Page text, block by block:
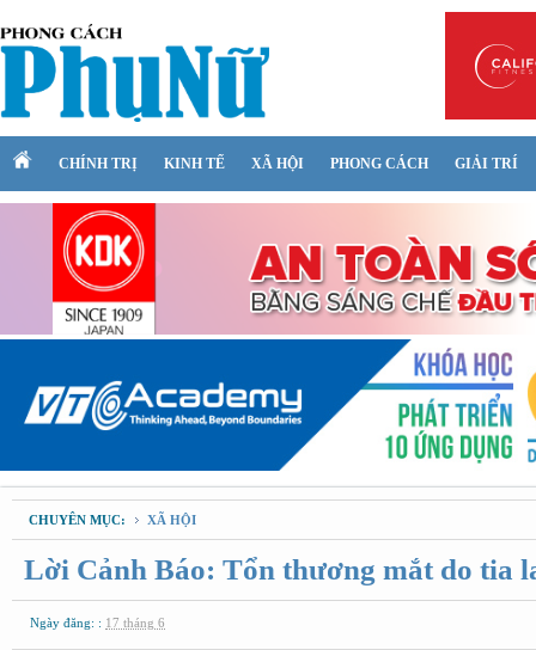
CHÍNH TRỊ KINH TẾ XÃ HỘI PHONG CÁCH GIẢI TRÍ
CHUYÊN MỤC: XÃ HỘI
Lời Cảnh Báo: Tổn thương mắt do tia
Ngày đăng: : 17 tháng 6